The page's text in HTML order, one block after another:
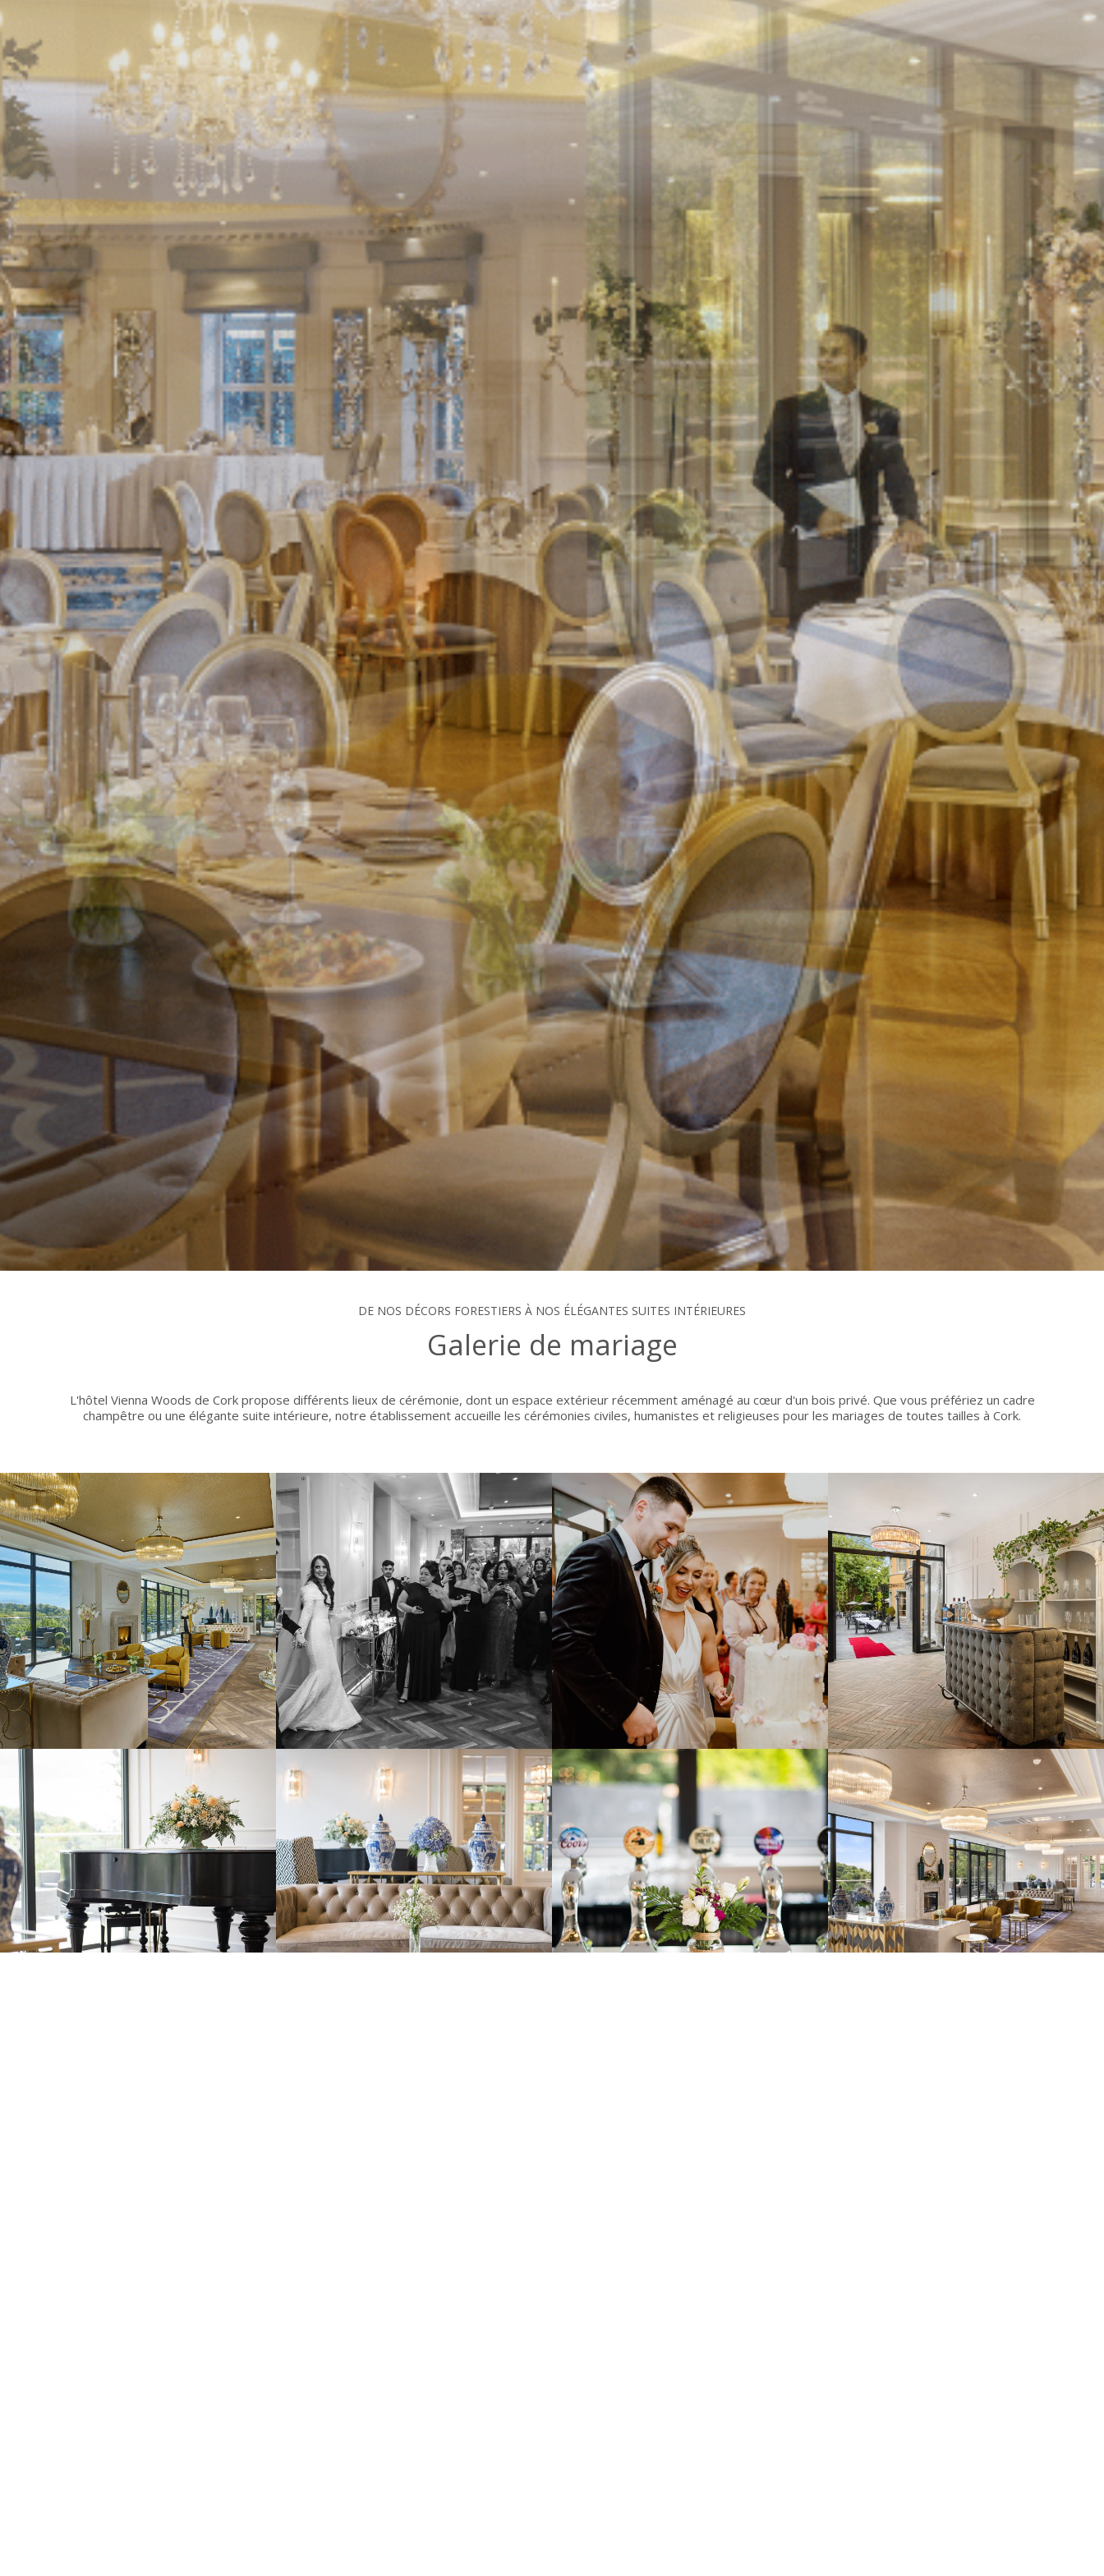
DE NOS DÉCORS FORESTIERS À NOS ÉLÉGANTES SUITES INTÉRIEURES
Galerie de mariage
L'hôtel Vienna Woods de Cork propose différents lieux de cérémonie, dont un espace extérieur récemment aménagé au cœur d'un bois privé. Que vous préfériez un cadre
champêtre ou une élégante suite intérieure, notre établissement accueille les cérémonies civiles, humanistes et religieuses pour les mariages de toutes tailles à Cork.